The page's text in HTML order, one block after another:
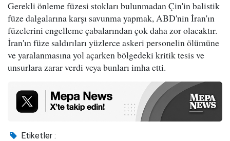
Gerekli önleme füzesi stokları bulunmadan Çin'in balistik
füze dalgalarına karşı savunma yapmak, ABD'nin İran'ın
füzelerini engelleme çabalarından çok daha zor olacaktır.
İran'ın füze saldırıları yüzlerce askeri personelin ölümüne
ve yaralanmasına yol açarken bölgedeki kritik tesis ve
unsurlara zarar verdi veya bunları imha etti.
Etiketler :